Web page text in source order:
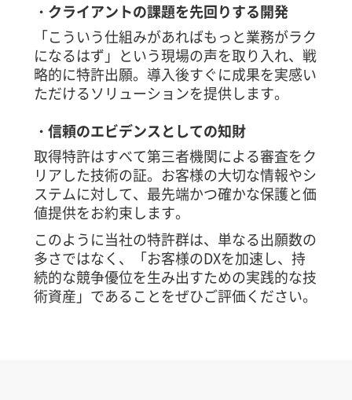
・クライアントの課題を先回りする開発
「こういう仕組みがあればもっと業務がラク
になるはず」という現場の声を取り入れ、戦
略的に特許出願。導入後すぐに成果を実感い
ただけるソリューションを提供します。
・信頼のエビデンスとしての知財
取得特許はすべて第三者機関による審査をク
リアした技術の証。お客様の大切な情報やシ
ステムに対して、最先端かつ確かな保護と価
値提供をお約束します。
このように当社の特許群は、単なる出願数の
多さではなく、「お客様のDXを加速し、持
続的な競争優位を生み出すための実践的な技
術資産」であることをぜひご評価ください。